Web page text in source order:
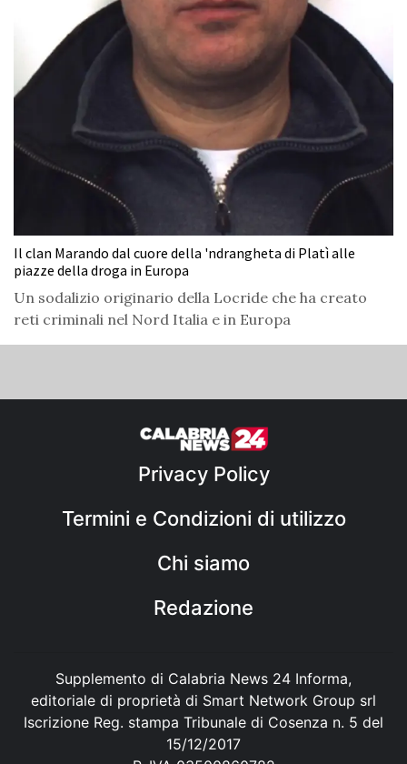
Il clan Marando dal cuore della 'ndrangheta di Platì alle
piazze della droga in Europa
Un sodalizio originario della Locride che ha creato
reti criminali nel Nord Italia e in Europa
Privacy Policy
Termini e Condizioni di utilizzo
Chi siamo
Redazione
Supplemento di Calabria News 24 Informa,
editoriale di proprietà di Smart Network Group srl
Iscrizione Reg. stampa Tribunale di Cosenza n. 5 del
15/12/2017